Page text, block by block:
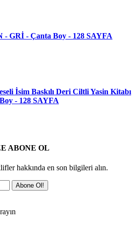
GRİ - Çanta Boy - 128 SAYFA
İsim Baskılı Deri Ciltli Yasin Kitabı
- 128 SAYFA
ABONE OL
hakkında en son bilgileri alın.
Abone Ol!